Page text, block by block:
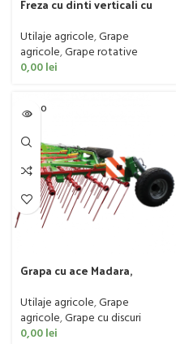
Freza cu dinti verticali cu
60 CP
Utilaje agricole,Grape
agricole,Grape rotative
0,00lei
SOLD O
UT
Grapa cu ace Madara,
Utilaje agricole,Grape
agricole,Grape cu discuri
0,00lei